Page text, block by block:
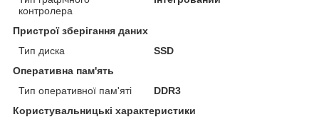
контролера
Пристрої зберігання даних
Тип диска
SSD
Оперативна пам'ять
Тип оперативної пам'яті
DDR3
Користувальницькі характеристики